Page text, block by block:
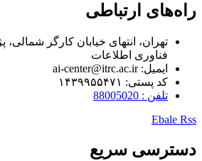
راه‌های ارتباطی
تهران، انتهای خیابان کارگر شمالی،
فناوری اطلاعات
ایمیل: ai-center@itrc.ac.ir
کد پستی: ۱۴۳۹۹۵۵۴۷۱
تلفن : 88005020
Ebale Rss
دسترسی سریع